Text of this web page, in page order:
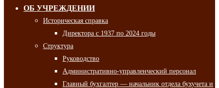
ОБ УЧРЕЖДЕНИИ
Историческая справка
Директора с 1937 по 2024 годы
Структура
Руководство
Административно-управленческий персонал
Главный бухгалтер — начальник отдела бухучета и